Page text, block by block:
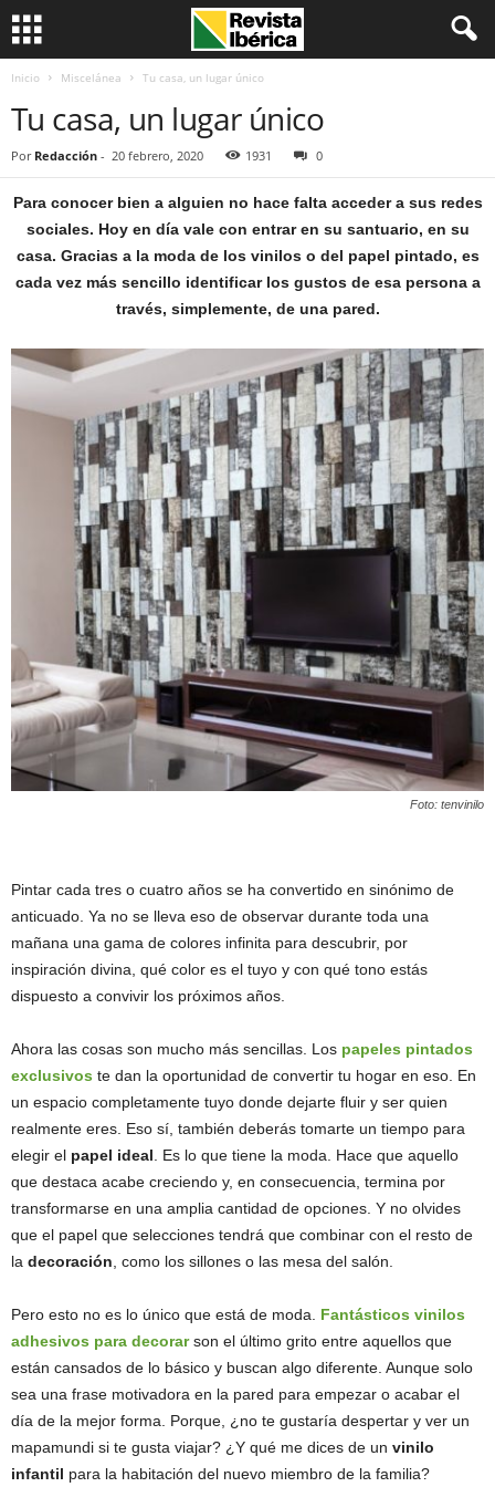
Inicio Miscelánea Tu casa, un lugar único
Tu casa, un lugar único
Por Redacción - 20 febrero, 2020 1931 0
Para conocer bien a alguien no hace falta acceder a sus redes
sociales. Hoy en día vale con entrar en su santuario, en su
casa. Gracias a la moda de los vinilos o del papel pintado, es
cada vez más sencillo identificar los gustos de esa persona a
través, simplemente, de una pared.
Foto: tenvinilo
Pintar cada tres o cuatro años se ha convertido en sinónimo de
anticuado. Ya no se lleva eso de observar durante toda una
mañana una gama de colores infinita para descubrir, por
inspiración divina, qué color es el tuyo y con qué tono estás
dispuesto a convivir los próximos años.
Ahora las cosas son mucho más sencillas. Los papeles pintados
exclusivos te dan la oportunidad de convertir tu hogar en eso. En
un espacio completamente tuyo donde dejarte fluir y ser quien
realmente eres. Eso sí, también deberás tomarte un tiempo para
elegir el papel ideal . Es lo que tiene la moda. Hace que aquello
que destaca acabe creciendo y, en consecuencia, termina por
transformarse en una amplia cantidad de opciones. Y no olvides
que el papel que selecciones tendrá que combinar con el resto de
la decoración , como los sillones o las mesa del salón.
Pero esto no es lo único que está de moda. Fantásticos vinilos
adhesivos para decorarson el último grito entre aquellos que
están cansados de lo básico y buscan algo diferente. Aunque solo
sea una frase motivadora en la pared para empezar o acabar el
día de la mejor forma. Porque, ¿no te gustaría despertar y ver un
mapamundi si te gusta viajar? ¿Y qué me dices de un vinilo
infantil para la habitación del nuevo miembro de la familia?